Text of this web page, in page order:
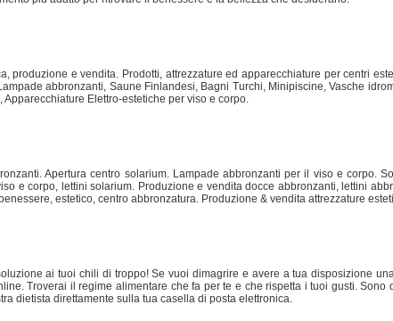
produzione e vendita. Prodotti, attrezzature ed apparecchiature per centri
abbronzanti, Saune Finlandesi, Bagni Turchi, Minipiscine, Vasche
Elettro-estetiche per viso e corpo.
Apertura centro solarium. Lampade abbronzanti per il viso e corpo.
e corpo, lettini solarium. Produzione e vendita docce abbronzanti, lettini
estetico, centro abbronzatura. Produzione & vendita attrezzature
ai tuoi chili di troppo! Se vuoi dimagrire e avere a tua disposizione
Troverai il regime alimentare che fa per te e che rispetta i tuoi gusti. Sono
dietista direttamente sulla tua casella di posta elettronica.